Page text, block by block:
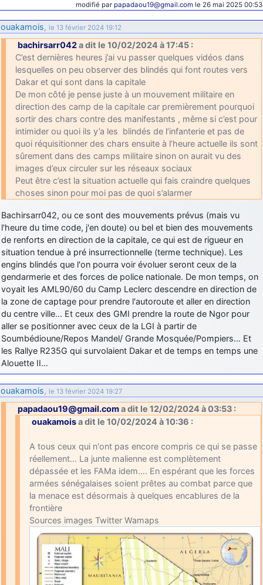
modifié par papadaou19@gmail.com le 26 mai 2025 00:53
ouakamois, le 13 février 2024 19:12
bachirsarr042a dit le 10/02/2024 à 17:45 :
C’est dernières heures j’ai vu passer quelques vidéos dans
lesquelles on peu observer des blindés qui font routes vers
Dakar et qui sont dans la capitale
De mon côté je pense juste à un mouvement militaire en
direction des camp de la capitale car premièrement pourquoi
sortir des chars contre des manifestants , même si c’est pour
intimider ou quoi ils y’a les blindés de l’infanterie et pas de
quoi réquisitionner des chars ensuite à l’heure actuelle ils sont
sûrement dans des camps militaire sinon on aurait vu des
images d’eux circuler sur les réseaux sociaux
Peut être c’est la situation actuelle qui fais craindre quelques
choses sinon pour moi pas de quoi s’alarmer
Bachirsarr042, ou ce sont des mouvements prévus (mais vu
l'heure du time code, j'en doute) ou bel et bien des mouvements
de renforts en direction de la capitale, ce qui est de rigueur en
situation tendue à pré insurrectionnelle (terme technique). Les
engins blindés que l'on pourra voir évoluer seront ceux de la
gendarmerie et des forces de police nationale. De mon temps, on
voyait les AML90/60 du Camp Leclerc descendre en direction de
la zone de captage pour prendre l'autoroute et aller en direction
du centre ville… Et ceux des GMI prendre la route de Ngor pour
aller se positionner avec ceux de la LGI à partir de
Soumbédioune/Repos Mandel/ Grande Mosquée/Pompiers… Et
les Rallye R235G qui survolaient Dakar et de temps en temps une
Alouette II…
ouakamois, le 13 février 2024 19:27
papadaou19@gmail.coma dit le 12/02/2024 à 03:53 :
ouakamoisa dit le 10/02/2024 à 10:36 :
A tous ceux qui n'ont pas encore compris ce qui se passe
réellement… La junte malienne est complètement
dépassée et les FAMa idem…. En espérant que les forces
armées sénégalaises soient prêtes au combat parce que
la menace est désormais à quelques encablures de la
frontière
Sources images Twitter Wamaps